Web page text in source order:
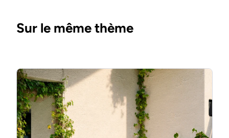
Sur le même thème